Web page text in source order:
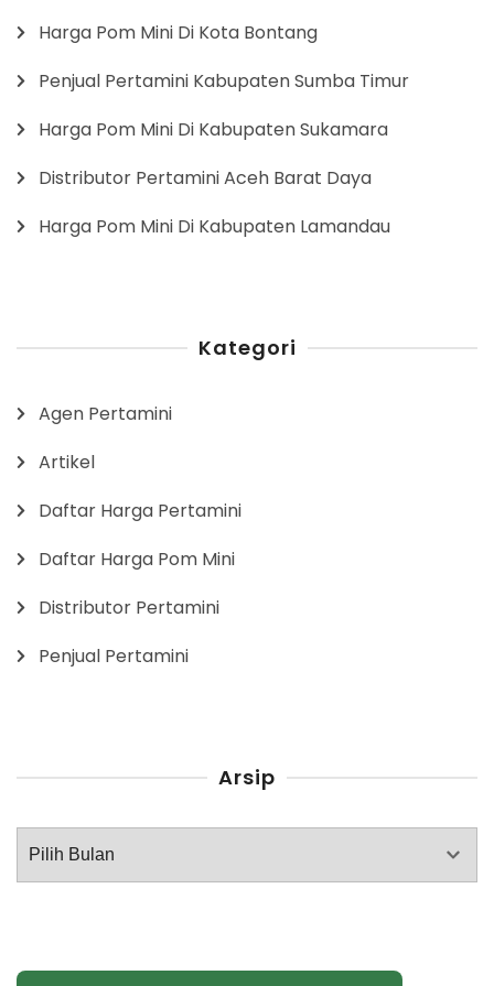
Harga Pom Mini Di Kota Bontang
Penjual Pertamini Kabupaten Sumba Timur
Harga Pom Mini Di Kabupaten Sukamara
Distributor Pertamini Aceh Barat Daya
Harga Pom Mini Di Kabupaten Lamandau
Kategori
Agen Pertamini
Artikel
Daftar Harga Pertamini
Daftar Harga Pom Mini
Distributor Pertamini
Penjual Pertamini
Arsip
Arsip